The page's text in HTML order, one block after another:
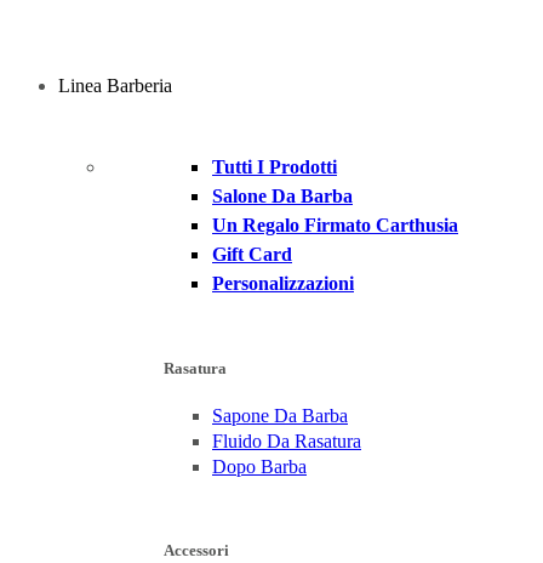
Linea Barberia
Tutti I Prodotti
Salone Da Barba
Un Regalo Firmato Carthusia
Gift Card
Personalizzazioni
Rasatura
Sapone Da Barba
Fluido Da Rasatura
Dopo Barba
Accessori